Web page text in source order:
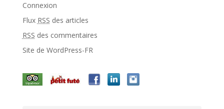
Connexion
Flux RSS des articles
RSS des commentaires
Site de WordPress-FR